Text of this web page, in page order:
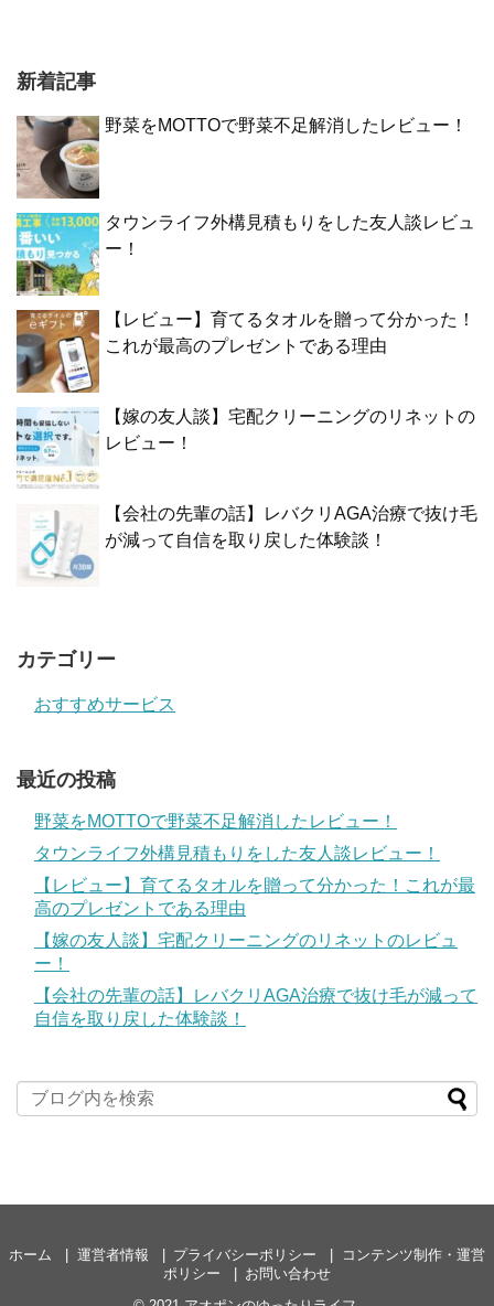
新着記事
野菜をMOTTOで野菜不足解消したレビュー！
タウンライフ外構見積もりをした友人談レビュ
ー！
【レビュー】育てるタオルを贈って分かった！
これが最高のプレゼントである理由
【嫁の友人談】宅配クリーニングのリネットの
レビュー！
【会社の先輩の話】レバクリAGA治療で抜け毛
が減って自信を取り戻した体験談！
カテゴリー
おすすめサービス
最近の投稿
野菜をMOTTOで野菜不足解消したレビュー！
タウンライフ外構見積もりをした友人談レビュー！
【レビュー】育てるタオルを贈って分かった！これが最
高のプレゼントである理由
【嫁の友人談】宅配クリーニングのリネットのレビュ
ー！
【会社の先輩の話】レバクリAGA治療で抜け毛が減って
自信を取り戻した体験談！
ホーム 運営者情報 プライバシーポリシー
コンテンツ制作・運営
ポリシー
お問い合わせ